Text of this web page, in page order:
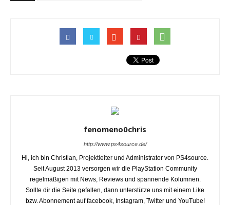
fenomeno0chris
http://www.ps4source.de/
Hi, ich bin Christian, Projektleiter und Administrator von PS4source.
Seit August 2013 versorgen wir die PlayStation Community
regelmäßigen mit News, Reviews und spannende Kolumnen.
Sollte dir die Seite gefallen, dann unterstütze uns mit einem Like
bzw. Abonnement auf facebook, Instagram, Twitter und YouTube!